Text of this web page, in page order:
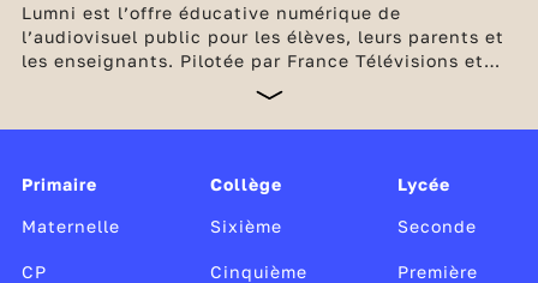
Lumni est l’offre éducative numérique de
l’audiovisuel public pour les élèves, leurs parents et
les enseignants. Pilotée par France Télévisions et
unique, gratuite et sans publicité est soutenue par le
Canopé, le CLEMI, ainsi que par le ministère de la
Primaire
Maternelle
CP
Collège
Sixième
Cinquième
Lycée
Seconde
Première